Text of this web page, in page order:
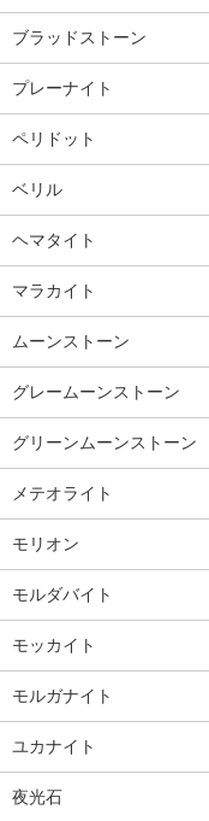
ブラッドストーン
プレーナイト
ペリドット
ベリル
ヘマタイト
マラカイト
ムーンストーン
グレームーンストーン
グリーンムーンストーン
メテオライト
モリオン
モルダバイト
モッカイト
モルガナイト
ユカナイト
夜光石